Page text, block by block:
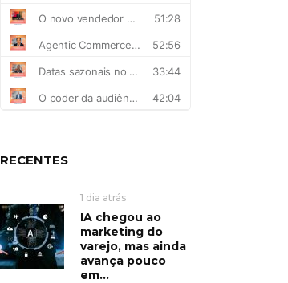
RECENTES
1 dia atrás
IA chegou ao
marketing do
varejo, mas ainda
avança pouco
em...